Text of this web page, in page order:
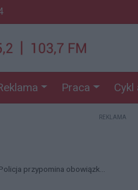
Praca
REKLAMA
przypomina obowiązk...